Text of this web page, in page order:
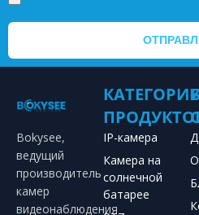
Bokysee,
ведущий
производитель
камер
видеонаблюдения
IP-камера
Камера на
солнечной
батарее
О